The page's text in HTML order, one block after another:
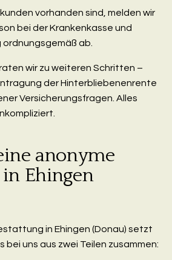
vorhanden sind, melden wir
bei der Krankenkasse und
ab.
wir zu weiteren Schritten –
der Hinterbliebenenrente
Versicherungsfragen. Alles
anonyme
Ehingen
in Ehingen (Donau) setzt
bei uns aus zwei Teilen zusammen: